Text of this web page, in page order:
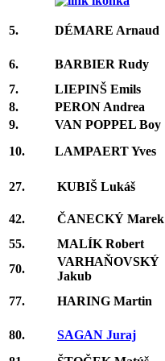
5. DÉMARE Arnaud
6. BARBIER Rudy
7.
LIEPINŠ Emils
8.
PERON Andrea
9.
VAN POPPEL Boy
10.
LAMPAERT Yves
27. KUBIŠ Lukáš
42. ČANECKÝ Marek
55.
MALÍK Robert
70.
VARHAŇOVSKÝ
Jakub
77. HARING Martin
80. SAGAN Juraj